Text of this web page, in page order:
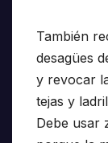
También
desagües
y revocar
tejas y
Debe usar